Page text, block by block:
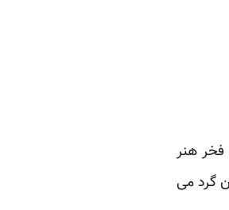
فخر هنر
گرد می